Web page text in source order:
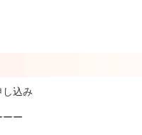
込み
ー